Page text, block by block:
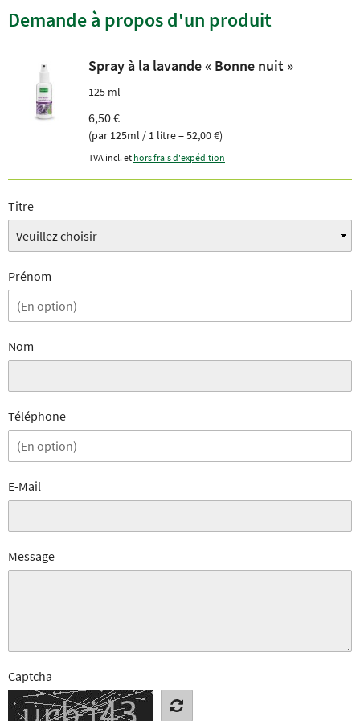
Demande à propos d'un produit
Spray à la lavande « Bonne nuit »
125 ml
6,50 €
(par 125ml / 1 litre = 52,00 €)
TVA incl. et hors frais d'expédition
Titre
Prénom
Nom
Téléphone
E-Mail
Message
Captcha